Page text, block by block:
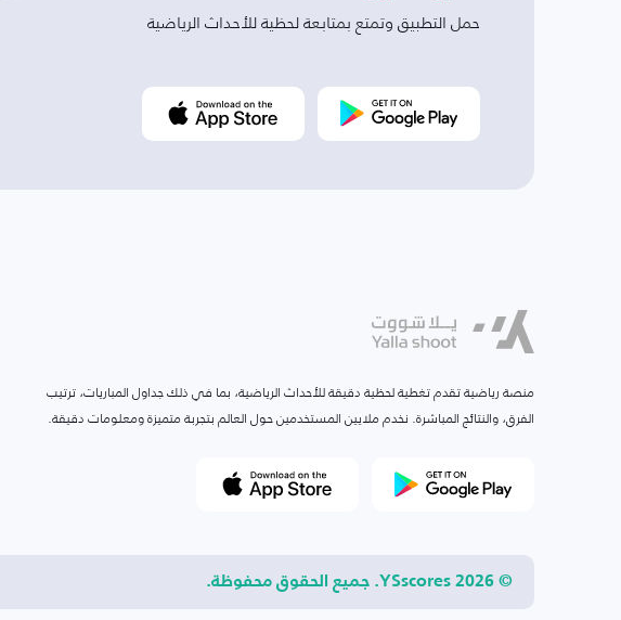
حمل التطبيق وتمتع بمتابعة لحظية للأحداث الرياضية
منصة رياضية تقدم تغطية لحظية دقيقة للأحداث الرياضية، بما في ذلك جداول المباريات، ترتيب
الفرق، والنتائج المباشرة. نخدم ملايين المستخدمين حول العالم بتجربة متميزة ومعلومات دقيقة.
© 2026 YSscores. جميع الحقوق محفوظة.